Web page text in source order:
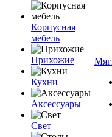
Корпусная
мебель
Прихожие
Кухни
Аксессуары
Свет